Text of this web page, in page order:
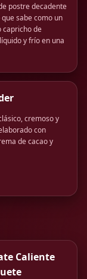
postre decadente
sabe como un
capricho de
y frío en una
cremoso y
con
de cacao y
Caliente